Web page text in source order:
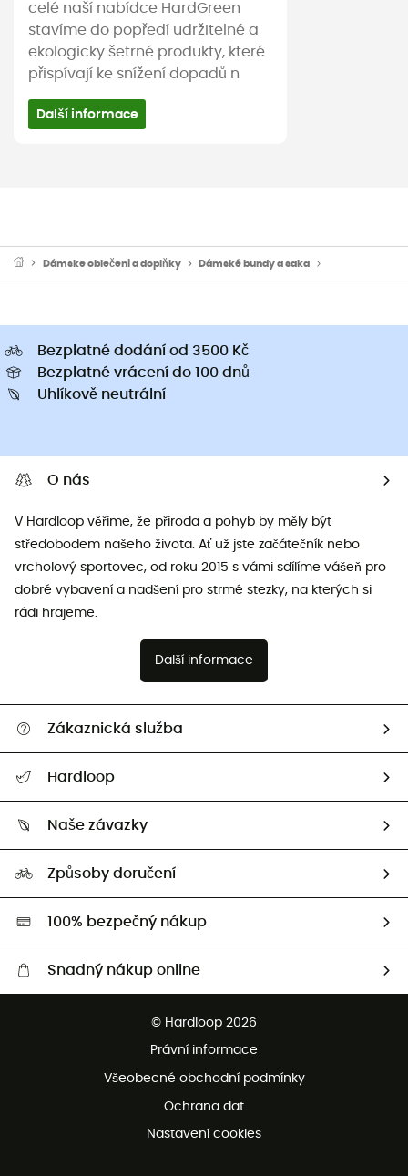
celé naší nabídce HardGreen
stavíme do popředí udržitelné a
ekologicky šetrné produkty, které
přispívají ke snížení dopadů n
Další informace
Dámske oblečeni a doplňky Dámské bundy a saka
Bezplatné dodání od 3500 Kč
Bezplatné vrácení do 100 dnů
Uhlíkově neutrální
O nás
V Hardloop věříme, že příroda a pohyb by měly být
středobodem našeho života. Ať už jste začátečník nebo
vrcholový sportovec, od roku 2015 s vámi sdílíme vášeň pro
dobré vybavení a nadšení pro strmé stezky, na kterých si
rádi hrajeme.
Další informace
Zákaznická služba
Vrácení zboží a peněz
Hardloop
Naši Ambasadoři
Naše závazky
Second hand
HardGreen
Způsoby doručení
100% bezpečný nákup
Snadný nákup online
Bezplatné vrácení do 100 dnů
© Hardloop 2026
Právní informace
Všeobecné obchodní podmínky
Ochrana dat
Nastavení cookies